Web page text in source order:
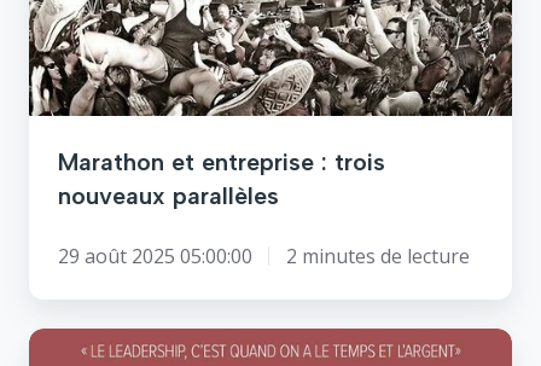
Marathon et entreprise : trois
nouveaux parallèles
29 août 2025 05:00:00 2 minutes de lecture
Quand